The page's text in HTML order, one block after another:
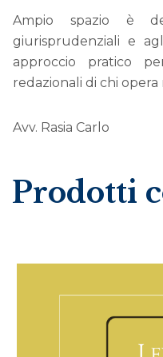
Ampio spazio è
giurisprudenziali e
approccio pratico
redazionali di chi
Avv. Rasia Carlo
Prodotti